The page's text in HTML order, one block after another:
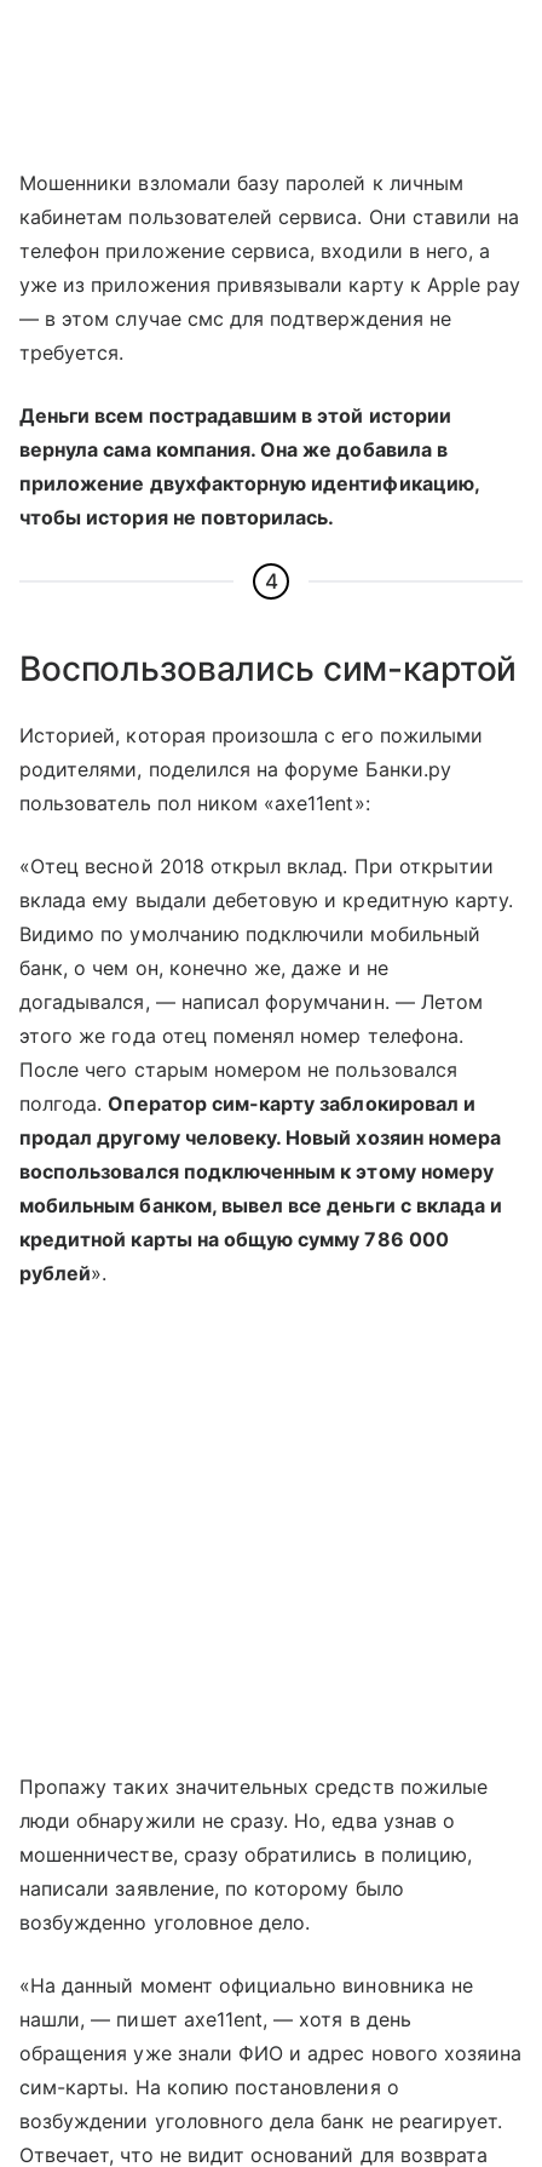
Мошенники взломали базу паролей к личным
кабинетам пользователей сервиса. Они ставили на
телефон приложение сервиса, входили в него, а
уже из приложения привязывали карту к Apple pay
— в этом случае смс для подтверждения не
требуется.
Деньги всем пострадавшим в этой истории
вернула сама компания. Она же добавила в
приложение двухфакторную идентификацию,
чтобы история не повторилась.
4
Воспользовались сим-картой
Историей, которая произошла с его пожилыми
родителями, поделился на форуме Банки.ру
пользователь пол ником «axe11ent»:
«Отец весной 2018 открыл вклад. При открытии
вклада ему выдали дебетовую и кредитную карту.
Видимо по умолчанию подключили мобильный
банк, о чем он, конечно же, даже и не
догадывался, — написал форумчанин. — Летом
этого же года отец поменял номер телефона.
После чего старым номером не пользовался
полгода.Оператор сим-карту заблокировал и
продал другому человеку. Новый хозяин номера
воспользовался подключенным к этому номеру
мобильным банком, вывел все деньги с вклада и
кредитной карты на общую сумму 786 000
рублей».
Пропажу таких значительных средств пожилые
люди обнаружили не сразу. Но, едва узнав о
мошенничестве, сразу обратились в полицию,
написали заявление, по которому было
возбужденно уголовное дело.
«На данный момент официально виновника не
нашли, — пишет axe11ent, — хотя в день
обращения уже знали ФИО и адрес нового хозяина
сим-карты. На копию постановления о
возбуждении уголовного дела банк не реагирует.
Отвечает, что не видит оснований для возврата